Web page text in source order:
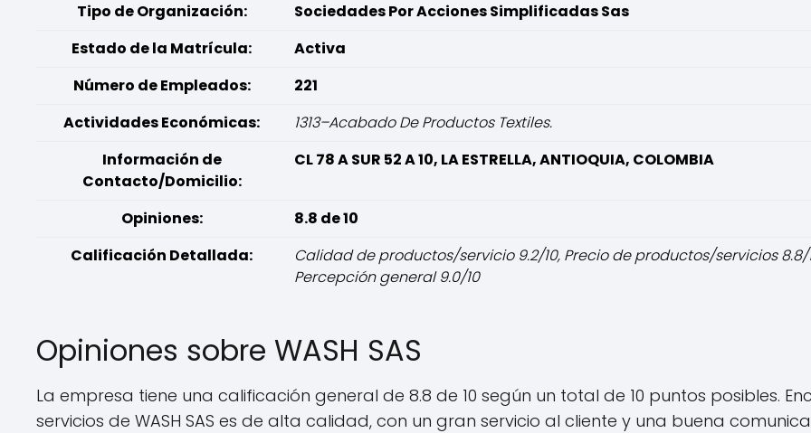
Tipo de Organización:
Sociedades Por Acciones Simplificadas Sas
Estado de la Matrícula:
Activa
Número de Empleados:
221
Actividades Económicas:
1313–Acabado De Productos Textiles.
Información de
Contacto/Domicilio:
CL 78 A SUR 52 A 10, LA ESTRELLA, ANTIOQUIA, COLOMBIA
Opiniones:
8.8 de 10
Calificación Detallada:
Calidad de productos/servicio 9.2/10, Precio de productos/servicios 8.8/
Percepción general 9.0/10
Opiniones sobre WASH SAS
La empresa tiene una calificación general de 8.8 de 10 según un total de 10 puntos posibles.
servicios de WASH SAS es de alta calidad, con un gran servicio al cliente y una buena